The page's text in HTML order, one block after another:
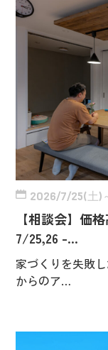
2026/7/25(土)
【相談会】価
7/25,26 -…
家づくりを失敗
からのア…